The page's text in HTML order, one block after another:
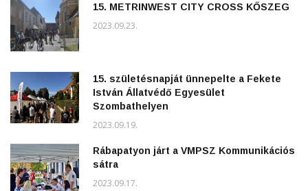
15. METRINWEST CITY CROSS KŐSZEG
2023.09.23.
15. születésnapját ünnepelte a Fekete
István Állatvédő Egyesület
Szombathelyen
2023.09.19.
Rábapatyon járt a VMPSZ Kommunikációs
sátra
2023.09.17.